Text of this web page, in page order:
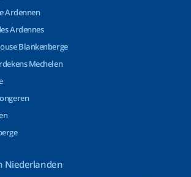
Ardennen
Ardennes
Blankenberge
Mechelen
Niederlanden